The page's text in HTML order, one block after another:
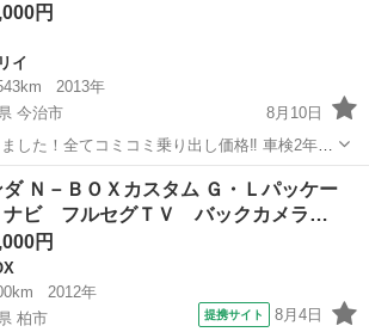
円
イ
2013年
今治市
8月10日
した！全てコミコミ乗り出し価格‼️ 車検2年付
車内広い！大人気☆スズキ KCエアコン・パワ
正ラジオ付きAM/FM☆エアコン付き☆パワス
ダ...
キャリイ 走行距離
Ｎ－ＢＯＸカスタム Ｇ・Ｌパッケー
ビ フルセグＴＶ バックカメラ…
円
2012年
柏市
提携サイト 8月4日